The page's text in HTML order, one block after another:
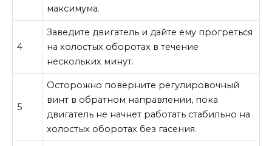
максимума.
4
Заведите двигатель и дайте ему прогреться
на холостых оборотах в течение
нескольких минут.
5
Осторожно поверните регулировочный
винт в обратном направлении, пока
двигатель не начнет работать стабильно на
холостых оборотах без гасения.